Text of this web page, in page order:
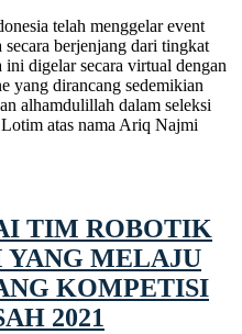
telah menggelar event
secara berjenjang dari tingkat
digelar secara virtual dengan
yang dirancang sedemikian
alhamdulillah dalam seleksi
atas nama Ariq Najmi
TIM ROBOTIK
MELAJU
KOMPETISI
2021